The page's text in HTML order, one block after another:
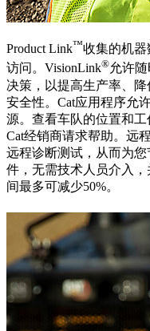
Product Link™收集的机
访问。VisionLink®允许
决策，以提高生产率、
安全性。Cat应用程序允
源。查看车队的位置和
Cat经销商请求帮助。远
远程诊断测试，从而为
件，无需技术人员介入
间最多可减少50%。